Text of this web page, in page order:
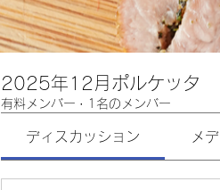
2025年12月ポルケッタ
有料メンバー · 1名のメンバー
ディスカッション メ